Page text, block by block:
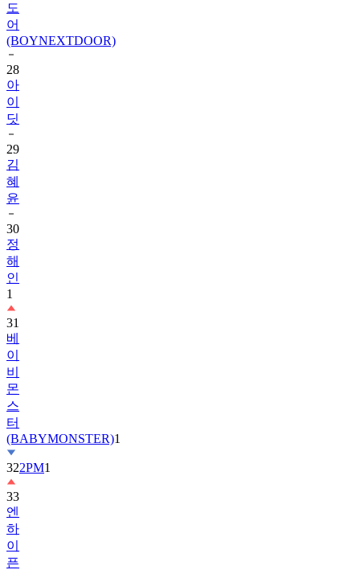
도
어
(BOYNEXTDOOR)
28
아
이
딧
29
김
혜
윤
30
정
해
인
1
31
베
이
비
몬
스
터
(BABYMONSTER)1
322PM1
33
엔
하
이
픈